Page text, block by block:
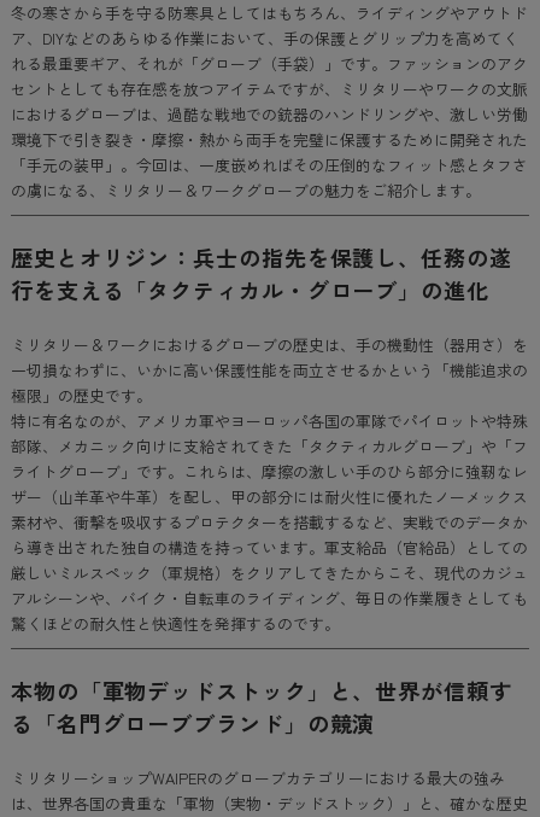
冬の寒さから手を守る防寒具としてはもちろん、ライディングやアウトド
ア、DIYなどのあらゆる作業において、手の保護とグリップ力を高めてく
れる最重要ギア、それが「グローブ（手袋）」です。ファッションのアク
セントとしても存在感を放つアイテムですが、ミリタリーやワークの文脈
におけるグローブは、過酷な戦地での銃器のハンドリングや、激しい労働
環境下で引き裂き・摩擦・熱から両手を完璧に保護するために開発された
「手元の装甲」。今回は、一度嵌めればその圧倒的なフィット感とタフさ
の虜になる、ミリタリー＆ワークグローブの魅力をご紹介します。
歴史とオリジン：兵士の指先を保護し、任務の遂
行を支える「タクティカル・グローブ」の進化
ミリタリー＆ワークにおけるグローブの歴史は、手の機動性（器用さ）を
一切損なわずに、いかに高い保護性能を両立させるかという「機能追求の
極限」の歴史です。
特に有名なのが、アメリカ軍やヨーロッパ各国の軍隊でパイロットや特殊
部隊、メカニック向けに支給されてきた「タクティカルグローブ」や「フ
ライトグローブ」です。これらは、摩擦の激しい手のひら部分に強靭なレ
ザー（山羊革や牛革）を配し、甲の部分には耐火性に優れたノーメックス
素材や、衝撃を吸収するプロテクターを搭載するなど、実戦でのデータか
ら導き出された独自の構造を持っています。軍支給品（官給品）としての
厳しいミルスペック（軍規格）をクリアしてきたからこそ、現代のカジュ
アルシーンや、バイク・自転車のライディング、毎日の作業履きとしても
驚くほどの耐久性と快適性を発揮するのです。
本物の「軍物デッドストック」と、世界が信頼す
る「名門グローブブランド」の競演
ミリタリーショップWAIPERのグローブカテゴリーにおける最大の強み
は、世界各国の貴重な「軍物（実物・デッドストック）」と、確かな歴史